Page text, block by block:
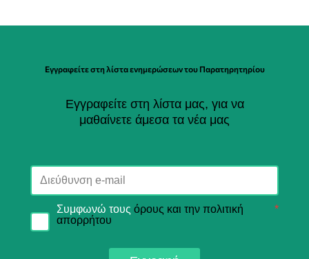
Εγγραφείτε στη λίστα ενημερώσεων του Παρατηρητηρίου
Εγγραφείτε στη λίστα μας, για να
μαθαίνετε άμεσα τα νέα μας
Συμφωνώ τους όρους και την πολιτική
απορρήτου
*